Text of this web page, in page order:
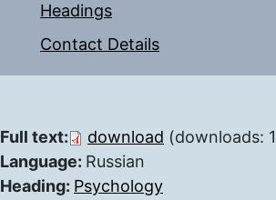
Headings
Contact Details
Full text: download (downloads:
Language: Russian
Heading: Psychology